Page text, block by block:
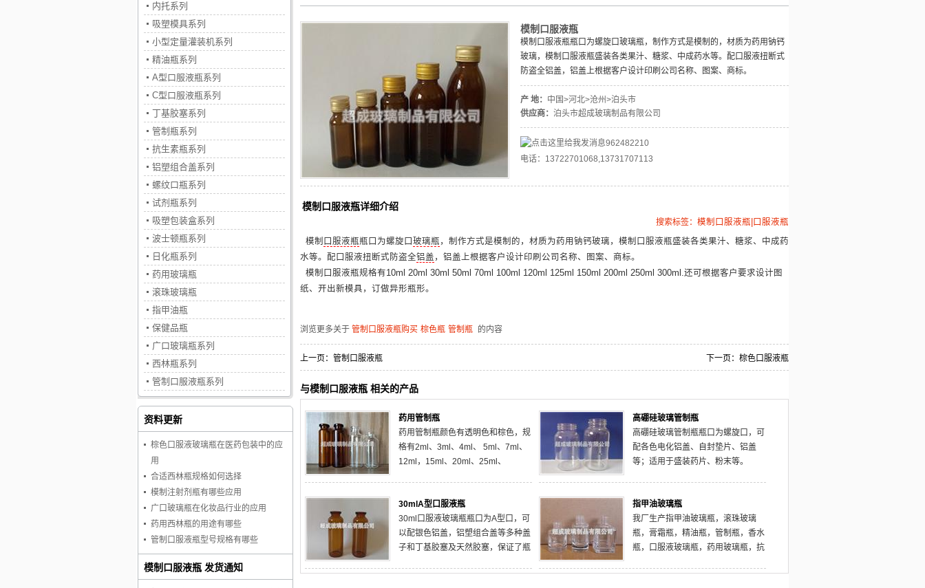
模制口服液瓶
模制口服液瓶瓶口为螺旋口玻璃瓶，制作方式是模制的，材质为药用钠钙
玻璃，模制口服液瓶盛装各类果汁、糖浆、中成药水等。配口服液扭断式
防盗全铝盖，铝盖上根据客户设计印刷公司名称、图案、商标。
产 地： 中国>河北>沧州>泊头市
供应商： 泊头市超成玻璃制品有限公司
962482210
电话：13722701068,13731707113
模制口服液瓶详细介绍
搜索标签： 模制口服液瓶|口服液瓶
模制 口服液瓶瓶口为螺旋口 玻璃瓶 ，制作方式是模制的，材质为药用钠钙玻璃， 模制口服液瓶盛装各类果汁、糖浆、中成药
水等。配口服液扭断式防盗全铝盖 ，铝盖上根据客户设计印刷公司名称、图案、商标。
模制口服液瓶规格有10ml 20ml 30ml 50ml 70ml 100ml 120ml 125ml 150ml 200ml 250ml 300ml.还可根据客户要求设计图
纸、开出新模具，订做异形瓶形。
浏览更多关于 管制口服液瓶购买 棕色瓶 管制瓶 的内容
上一页： 管制口服液瓶 下一页： 棕色口服液瓶
与模制口服液瓶 相关的产品
药用管制瓶
药用管制瓶颜色有透明色和棕色，规
格有2ml、3ml、4ml、 5ml、7ml、
12ml，15ml、20ml、25ml、
高硼硅玻璃管制瓶
高硼硅玻璃管制瓶瓶口为螺旋口，可
配各色电化铝盖、自封垫片、铝盖
等；适用于盛装药片、粉末等。
30mlA型口服液瓶
30ml口服液玻璃瓶瓶口为A型口，可
以配银色铝盖，铝塑组合盖等多种盖
子和丁基胶塞及天然胶塞，保证了瓶
指甲油玻璃瓶
我厂生产指甲油玻璃瓶，滚珠玻璃
瓶，膏霜瓶，精油瓶，管制瓶，香水
瓶，口服液玻璃瓶，药用玻璃瓶，抗
质玻璃瓶，可以为您提供磨砂，丝
内托系列
吸塑模具系列
小型定量灌装机系列
精油瓶系列
A型口服液瓶系列
C型口服液瓶系列
丁基胶塞系列
管制瓶系列
抗生素瓶系列
铝塑组合盖系列
螺纹口瓶系列
试剂瓶系列
吸塑包装盒系列
波士顿瓶系列
日化瓶系列
药用玻璃瓶
滚珠玻璃瓶
指甲油瓶
保健品瓶
广口玻璃瓶系列
西林瓶系列
管制口服液瓶系列
资料更新
棕色口服液玻璃瓶在医药包装中的应
用
合适西林瓶规格如何选择
模制注射剂瓶有哪些应用
广口玻璃瓶在化妆品行业的应用
药用西林瓶的用途有哪些
管制口服液瓶型号规格有哪些
模制口服液瓶 发货通知